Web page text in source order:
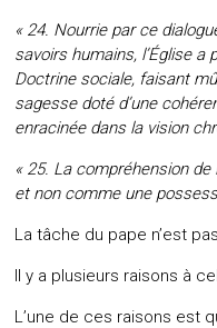
« 24. Nourrie par ce
savoirs humains, l’Église
Doctrine sociale, faisant
sagesse doté d’une
enracinée dans la vision
« 25. La compréhension
et non comme une
La tâche du pape n’est
Il y a plusieurs raisons à
L’une de ces raisons est